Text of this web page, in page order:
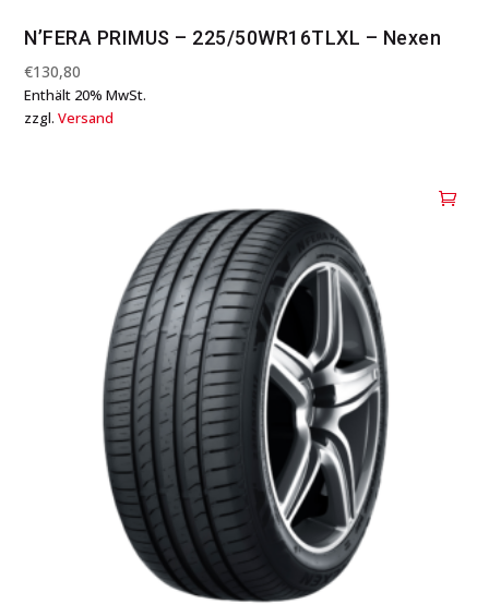
N’FERA PRIMUS – 225/50WR16TLXL – Nexen
€130,80
Enthält 20% MwSt.
zzgl.Versand